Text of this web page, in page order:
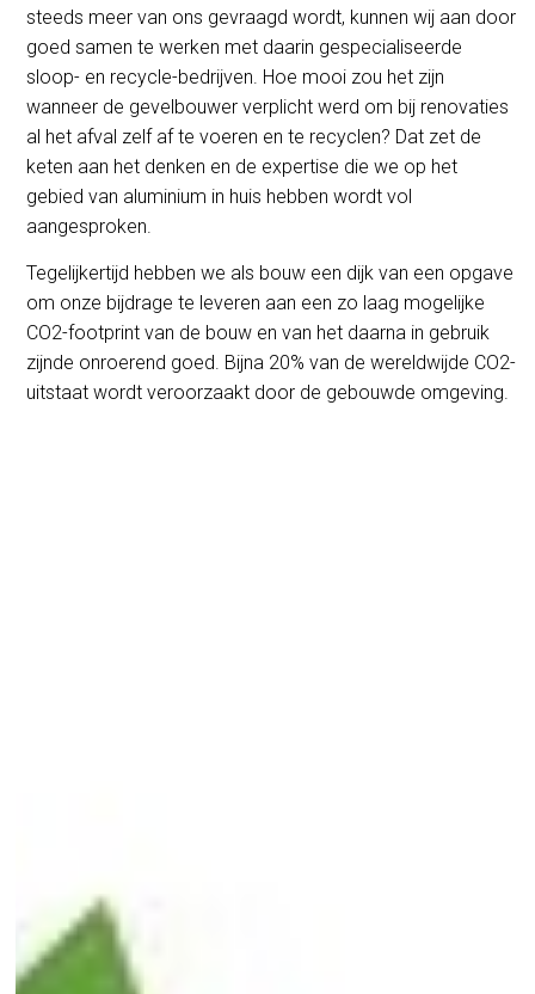
steeds meer van ons gevraagd wordt, kunnen wij aan door
goed samen te werken met daarin gespecialiseerde
sloop- en recycle-bedrijven. Hoe mooi zou het zijn
wanneer de gevelbouwer verplicht werd om bij renovaties
al het afval zelf af te voeren en te recyclen? Dat zet de
keten aan het denken en de expertise die we op het
gebied van aluminium in huis hebben wordt vol
aangesproken.
Tegelijkertijd hebben we als bouw een dijk van een opgave
om onze bijdrage te leveren aan een zo laag mogelijke
CO2-footprint van de bouw en van het daarna in gebruik
zijnde onroerend goed. Bijna 20% van de wereldwijde CO2-
uitstaat wordt veroorzaakt door de gebouwde omgeving.